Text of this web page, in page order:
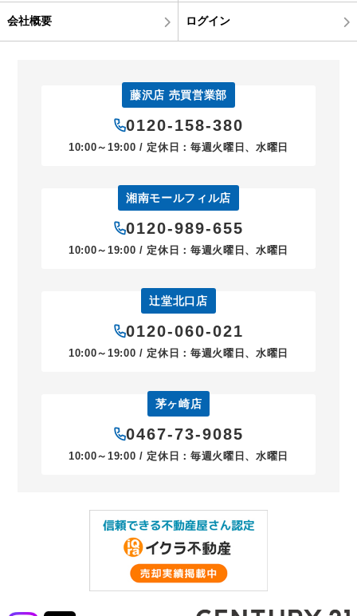
会社概要 ログイン
藤沢店 売買営業部
0120-158-380
10:00～19:00 / 定休日：毎週火曜日、水曜日
湘南モールフィル店
0120-989-655
10:00～19:00 / 定休日：毎週火曜日、水曜日
辻堂北口店
0120-060-021
10:00～19:00 / 定休日：毎週火曜日、水曜日
茅ヶ崎店
0467-73-9085
10:00～19:00 / 定休日：毎週火曜日、水曜日